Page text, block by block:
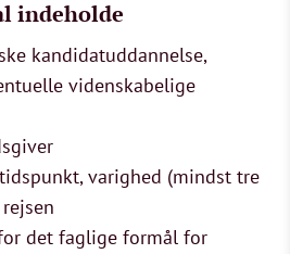
indeholde
kandidatuddannelse,
videnskabelige
varighed (mindst tre
det faglige formål for